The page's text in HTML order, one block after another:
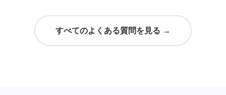
すべてのよくある質問を見る →